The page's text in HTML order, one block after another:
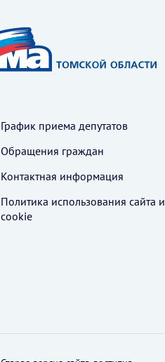
График приема депутатов
Обращения граждан
Контактная информация
Политика использования cайта и
cookie